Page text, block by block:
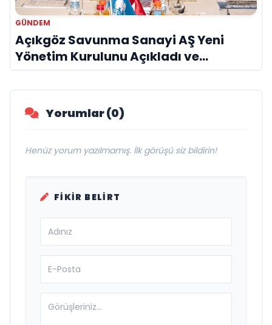
GÜNDEM
Açıkgöz Savunma Sanayi AŞ Yeni
Yönetim Kurulunu Açıkladı ve
Savunma Sanayinde Küresel Vizyon
Vurgusu
Yorumlar (0)
Henüz yorum yazılmamış. İlk görüşü siz bildirin!
FIKIR BELIRT